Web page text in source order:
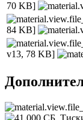
70 KB]
84 KB]
v13, 78 KB]